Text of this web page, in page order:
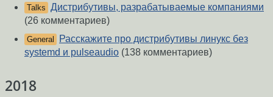
Talks Дистрибутивы, разрабатываемые компаниями
(26 комментариев)
General
Расскажите про дистрибутивы линукс без
systemd и pulseaudio (138 комментариев)
2018